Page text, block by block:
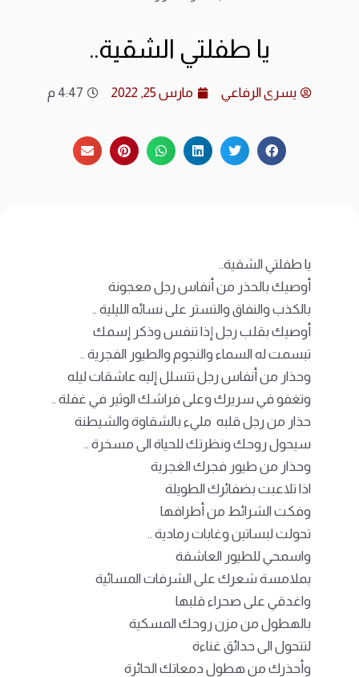
يا طفلتي الشقية..
يسرى الرفاعي مارس 25, 2022 4:47 م
يا طفلتي الشقية..
أوصيك بالحذر من أنفاس رجل معجونة
بالكذب والنفاق والتستر على نسائه الليلية ..
أوصيك بقلب رجل إذا تنفس وذكر إسمك
تبسمت له السماء والنجوم والطيور الفجرية ..
وحذار من أنفاس رجل تتسلل إليه عاشقات ليله
وتغفو في سريرك وعلى فراشك الوثير في غفلة ..
حذار من رجل قلبه مليء بالشقاوة والشيطنة
سيحول روحك ونظرتك للحياة الى مسخرة ..
وحذار من طيور فجرك الغجرية
اذا تلاعبت بضفائرك الطويلة
وفكت الشرائط من أطرافها
تحولت لبساتين وغابات رمادية ..
واسمحي للطيور العاشقة
بملامسة شعرك على الشرفات المسائية
واغدقي على صحراء قلبها
بالهطول من مزن روحك المسكية
لتتحول الى حدائق غناءة
وأحذرك من هطول دمعاتك الحائرة